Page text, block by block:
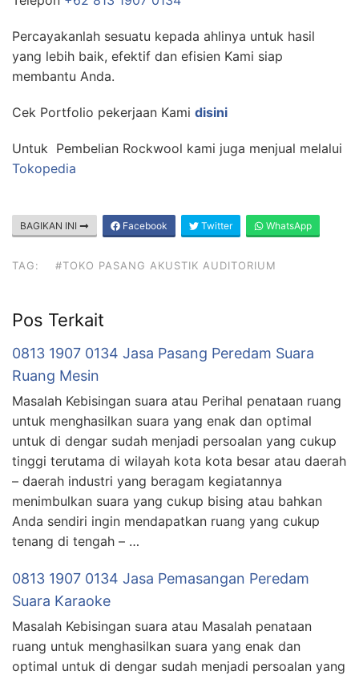
Percayakanlah sesuatu kepada ahlinya untuk hasil
yang lebih baik, efektif dan efisien Kami siap
membantu Anda.
Cek Portfolio pekerjaan Kami disini
Untuk Pembelian Rockwool kami juga menjual melalui
Tokopedia
BAGIKAN INI Facebook Twitter WhatsApp
TAG: #TOKO PASANG AKUSTIK AUDITORIUM
Pos Terkait
0813 1907 0134 Jasa Pasang Peredam Suara
Ruang Mesin
Masalah Kebisingan suara atau Perihal penataan ruang
untuk menghasilkan suara yang enak dan optimal
untuk di dengar sudah menjadi persoalan yang cukup
tinggi terutama di wilayah kota kota besar atau daerah
– daerah industri yang beragam kegiatannya
menimbulkan suara yang cukup bising atau bahkan
Anda sendiri ingin mendapatkan ruang yang cukup
tenang di tengah – …
0813 1907 0134 Jasa Pemasangan Peredam
Suara Karaoke
Masalah Kebisingan suara atau Masalah penataan
ruang untuk menghasilkan suara yang enak dan
optimal untuk di dengar sudah menjadi persoalan yang